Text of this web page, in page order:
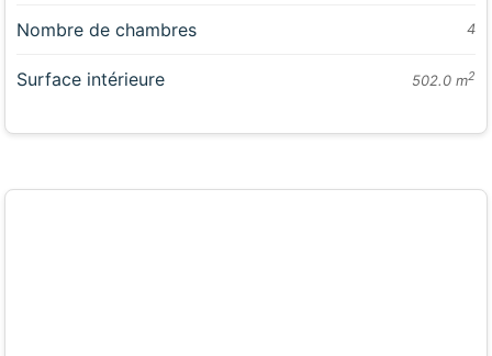
Nombre de chambres 4
Surface intérieure 502.0 m2